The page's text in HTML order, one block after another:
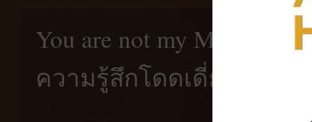
You are not my Mother
ความรู้สึกโดดเดี่ยวตั้งแต่